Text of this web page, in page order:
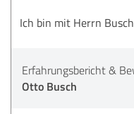
Ich bin mit Herrn
Erfahrungsbericht &
Otto Busch